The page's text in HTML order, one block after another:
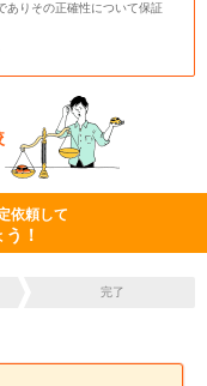
ありその正確性について保証
依頼して
！
完了